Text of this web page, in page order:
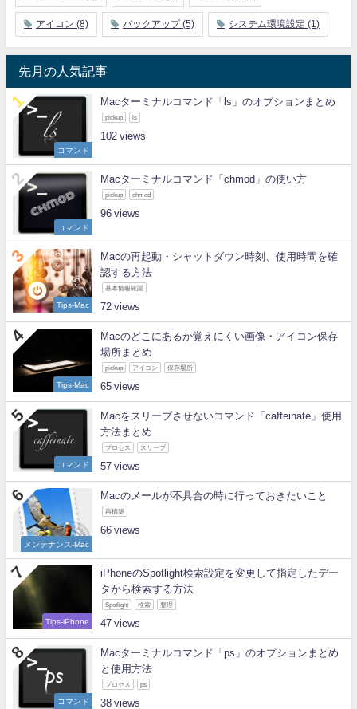
アイコン (8) バックアップ(5) システム環境設定 (1)
先月の人気記事
コマンド
Macターミナルコマンド「ls」のオプションまとめ
pickup ls
102
コマンド
Macターミナルコマンド「chmod」の使い方
pickup chmod
96
Tips-Mac
Macの再起動・シャットダウン時刻、使用時間を確
認する方法
基本情報確認
72
Tips-Mac
Macのどこにあるか覚えにくい画像・アイコン保存
場所まとめ
pickup アイコン 保存場所
65
コマンド
Macをスリープさせないコマンド「caffeinate」使用
方法まとめ
プロセス スリープ
57
メンテナンス-Mac
Macのメールが不具合の時に行っておきたいこと
再構築
66
Tips-iPhone
iPhoneのSpotlight検索設定を変更して指定したデー
タから検索する方法
Spotlight 検索 整理
47
コマンド
Macターミナルコマンド「ps」のオプションまとめ
と使用方法
プロセス ps
38